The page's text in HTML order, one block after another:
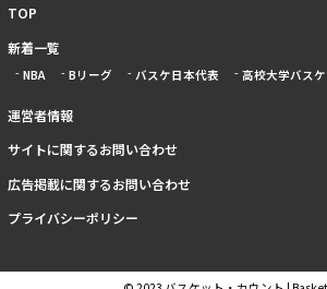
TOP
新着一覧
NBA Bリーグ バスケ日本代表 高校大学バス
運営者情報
サイトに関するお問い合わせ
広告掲載に関するお問い合わせ
プライバシーポリシー